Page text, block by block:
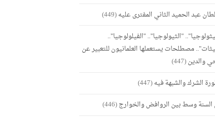
عبد الحميد الثاني المفترى عليه(449)
"الثيولوجيا".. "الفيلولوجيا"..
مصطلحات يستعملها العلمانيون للتعبير عن
والدين(447)
الشرك والشبهة فيه(447)
السنة وسط بين الروافض والخوارج(446)